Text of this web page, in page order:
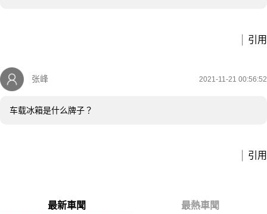
引用
张峰 2021-11-21 00:56:52
车载冰箱是什么牌子？
引用
最新車聞 最熱車聞